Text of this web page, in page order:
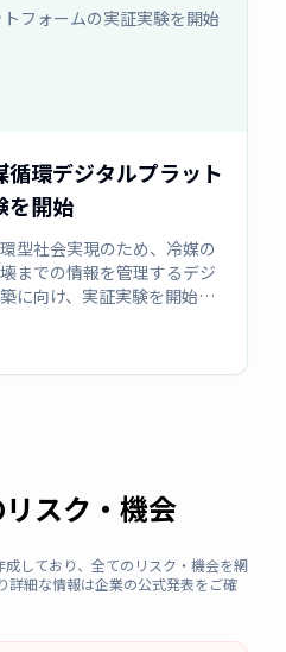
フォームの実証実験を開始
環デジタルプラット
を開始
型社会実現のため、冷媒の
までの情報を管理するデジ
に向け、実証実験を開始。
、再生冷媒の市場流通促進
スク・機会
しており、全てのリスク・機会を網
詳細な情報は企業の公式発表をご確